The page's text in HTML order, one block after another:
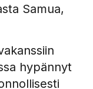
Samua,
hypännyt